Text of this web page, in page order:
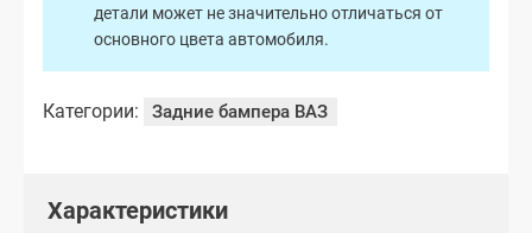
детали может не значительно отличаться от
основного цвета автомобиля.
Категории: Задние бампера ВАЗ
Характеристики